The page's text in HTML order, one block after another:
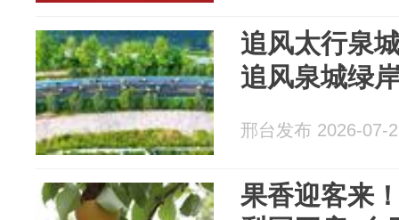
追风太行泉
追风泉城绿
邢台发布 2026-07-
果香迎客来